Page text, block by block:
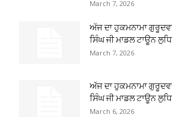
March 7, 2026
ਅੱਜ ਦਾ ਹੁਕਮਨਾਮਾ
ਸਿੰਘ ਜੀ ਮਾਡਲ ਟਾਊਨ
March 7, 2026
ਅੱਜ ਦਾ ਹੁਕਮਨਾਮਾ
ਸਿੰਘ ਜੀ ਮਾਡਲ ਟਾਊਨ
March 6, 2026